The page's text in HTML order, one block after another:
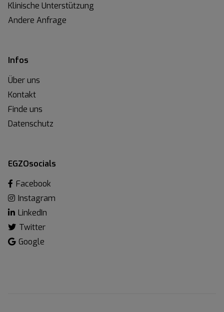
Klinische Unterstützung
Andere Anfrage
Infos
Über uns
Kontakt
Finde uns
Datenschutz
EGZOsocials
Facebook
Instagram
LinkedIn
Twitter
Google